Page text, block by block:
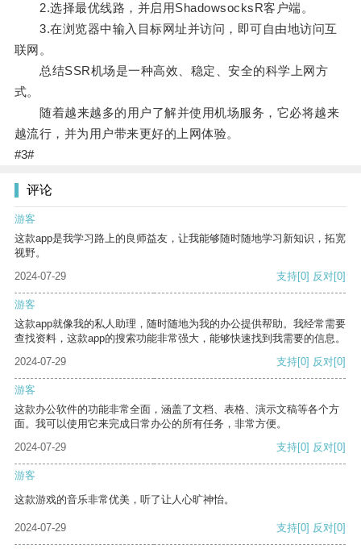
2.选择最优线路，并启用ShadowsocksR客户端。
3.在浏览器中输入目标网址并访问，即可自由地访问互
联网。
总结SSR机场是一种高效、稳定、安全的科学上网方
式。
随着越来越多的用户了解并使用机场服务，它必将越来
越流行，并为用户带来更好的上网体验。
#3#
评论
游客
这款app是我学习路上的良师益友，让我能够随时随地学习新知识，拓宽
视野。
2024-07-29
支持[0] 反对[0]
游客
这款app就像我的私人助理，随时随地为我的办公提供帮助。我经常需要
查找资料，这款app的搜索功能非常强大，能够快速找到我需要的信息。
2024-07-29
支持[0] 反对[0]
游客
这款办公软件的功能非常全面，涵盖了文档、表格、演示文稿等各个方
面。我可以使用它来完成日常办公的所有任务，非常方便。
2024-07-29
支持[0] 反对[0]
游客
这款游戏的音乐非常优美，听了让人心旷神怡。
2024-07-29 支持[0] 反对[0]